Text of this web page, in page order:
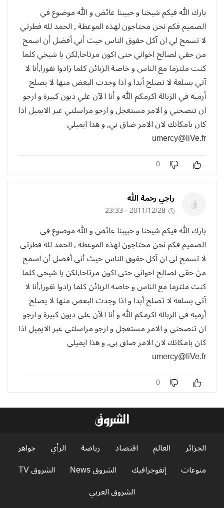
بارك الله فيكم شيخنا و حبيبنا عائض و الله موضوع في
الصميم فكم نحن محتاجون لهذه الموعظة , الحمد لله فطرتي
لا تسمح لي ان آكل حقوق الناس حيث أني أفضل أن اسمح
من حقي لصالح اخواني حتى اكون مرتاحا,لكن يا شيخي كلما
كنت ملتزما مع الناس و خاصة الزبائن كلما زادوا نفورا,أنا لا
آتي بسلعة لا تصلح أبدا و اذا وجدت البعض منها لا يصلح
أرميه في الزبالة اكرمكم الله و أنا الآن علي ديون كبيرة و ارجو
ان تنصحني و الامر مستعجل و ارجو مراسلتي عبر الايميل اذا
كان بامكانك لان الامر ضاق بي, و هذا ايميلي
umercy@liVe.fr
0
راجي رحمة الله
2011/12/28 - 23:33
بارك الله فيكم شيخنا و حبيبنا عائض و الله موضوع في
الصميم فكم نحن محتاجون لهذه الموعظة , الحمد لله فطرتي
لا تسمح لي ان آكل حقوق الناس حيث أني أفضل أن اسمح
من حقي لصالح اخواني حتى اكون مرتاحا,لكن يا شيخي كلما
كنت ملتزما مع الناس و خاصة الزبائن كلما زادوا نفورا,أنا لا
آتي بسلعة لا تصلح أبدا و اذا وجدت البعض منها لا يصلح
أرميه في الزبالة اكرمكم الله و أنا الآن علي ديون كبيرة و ارجو
ان تنصحني و الامر مستعجل و ارجو مراسلتي عبر الايميل اذا
كان بامكانك لان الامر ضاق بي, و هذا ايميلي
umercy@liVe.fr
0
الجزائر العالم اقتصاد رياضة الرأي
جواهر
منوعات
إنفوجرافيك الشروق News
الشروق TV
الشروق العربي